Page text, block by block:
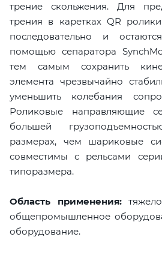
трение скольжения. Для
трения в каретках QR
последовательно и
помощью сепаратора
тем самым сохранить
элемента чрезвычайно
уменьшить колебания
Роликовые направляющие
большей
размерах, чем шариковые
совместимы с рельсами
типоразмера.
Область применения:
общепромышленное
оборудование.